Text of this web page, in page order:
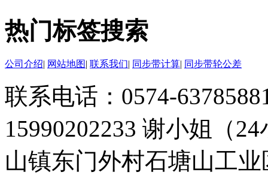
热门标签搜索
公司介绍| 网站地图| 联系我们| 同步带计算| 同步带轮公差
联系电话：0574-
15990202233 谢小姐（
山镇东门外村石塘山工